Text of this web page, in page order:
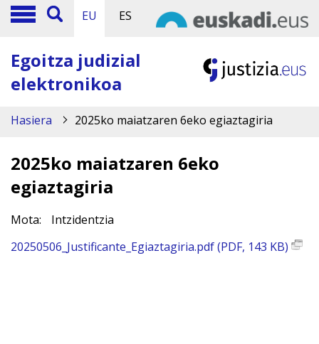
EU ES
Egoitza judizial
elektronikoa
Hasiera 2025ko maiatzaren 6eko egiaztagiria
2025ko maiatzaren 6eko
egiaztagiria
Mota:
Intzidentzia
20250506_Justificante_Egiaztagiria.pdf (PDF, 143 KB)